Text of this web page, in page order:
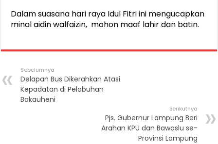
Dalam suasana hari raya Idul Fitri ini mengucapkan
minal aidin walfaizin, mohon maaf lahir dan batin.
Sebelumnya
Delapan Bus Dikerahkan Atasi
Kepadatan di Pelabuhan
Bakauheni
Berikutnya
Pjs. Gubernur Lampung Beri
Arahan KPU dan Bawaslu se-
Provinsi Lampung